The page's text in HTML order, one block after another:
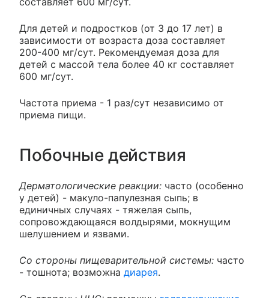
Для детей и подростков (от 3 до 17 лет) в
зависимости от возраста доза составляет
200-400 мг/сут. Рекомендуемая доза для
детей с массой тела более 40 кг составляет
600 мг/сут.
Частота приема - 1 раз/сут независимо от
приема пищи.
Побочные действия
Дерматологические реакции: часто (особенно
у детей) - макуло-папулезная сыпь; в
единичных случаях - тяжелая сыпь,
сопровождающаяся волдырями, мокнущим
шелушением и язвами.
Со стороны пищеварительной системы: часто
- тошнота; возможна диарея.